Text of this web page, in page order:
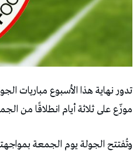
تدور نهاية هذا الأسبوع مباريات
موزّع على ثلاثة أيام انطلاقًا من الجمعة 27 فيفري إلى غاية الأحد 1 مارس، بداية من
وتُفتتح الجولة يوم الجمعة